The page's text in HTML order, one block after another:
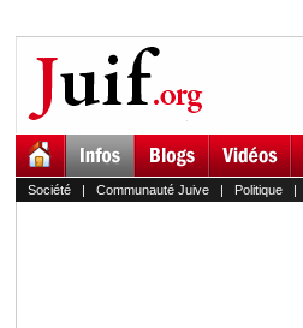
Société| Communauté Juive| Politique|